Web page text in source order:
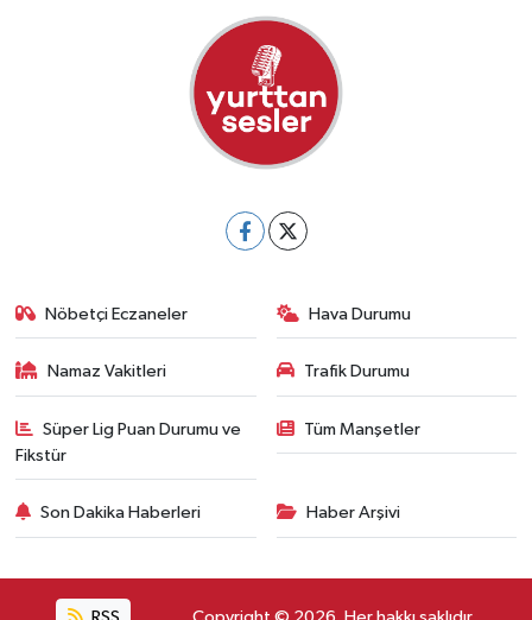
Nöbetçi Eczaneler Hava Durumu
Namaz Vakitleri Trafik Durumu
Süper Lig Puan Durumu ve
Fikstür
Tüm Manşetler
Son Dakika Haberleri Haber Arşivi